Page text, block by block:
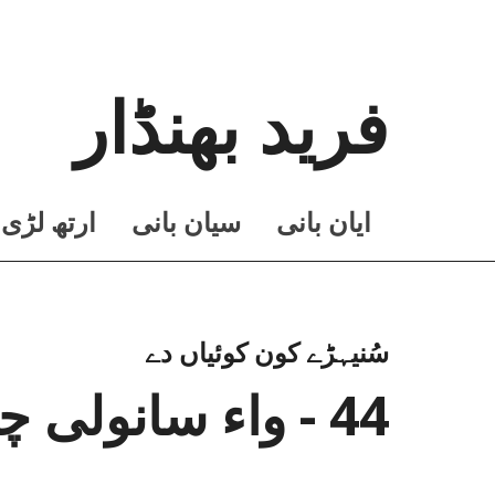
فرید بھنڈار
ايان بانی سيان بانی ارتھ لڑی
سُنیہڑے کون کوئیاں دے
44 - واء سانولی چیتر دی